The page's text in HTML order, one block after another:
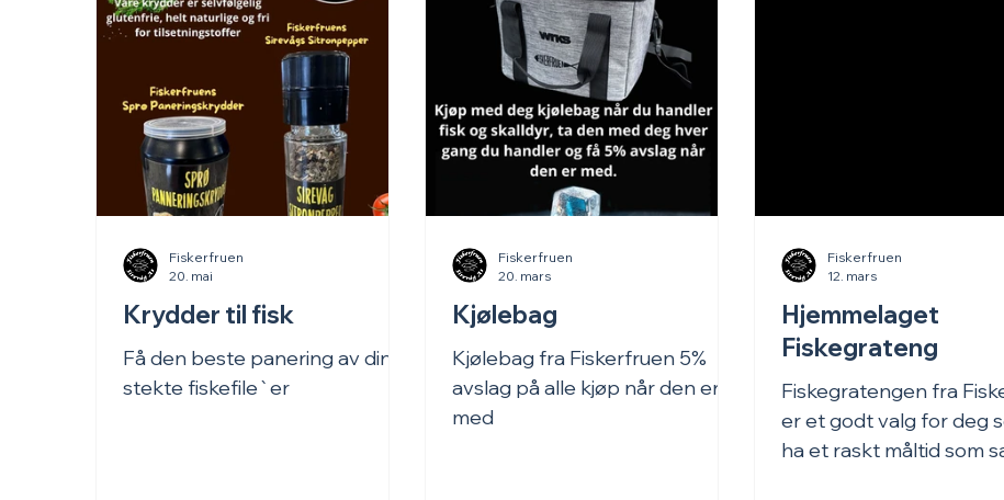
åpningstid Aktuelt
Krydder til fisk
Få den beste panering av dine
stekte fiskefile`er
Fiskerfruen
20. mai
Kjølebag
Kjølebag fra Fiskerfruen 5%
avslag på alle kjøp når den er
med
Fiskerfruen
20. mars
Hjemmelaget
Fiskegrateng
Fiskegratengen fra
er et godt valg for deg
ha et raskt måltid som
Fiskerfruen
12. mars